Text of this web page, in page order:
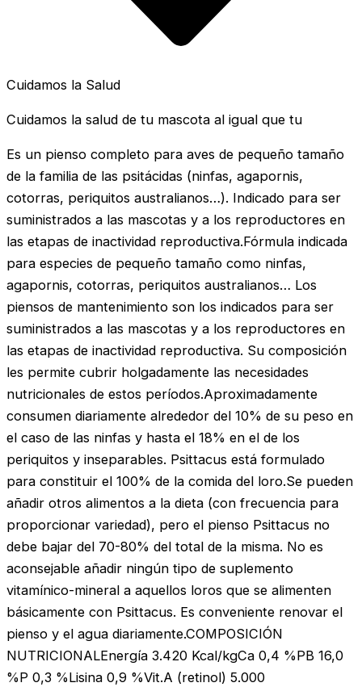
Cuidamos la Salud
Cuidamos la salud de tu mascota al igual que tu
Es un pienso completo para aves de pequeño tamaño
de la familia de las psitácidas (ninfas, agapornis,
cotorras, periquitos australianos…). Indicado para ser
suministrados a las mascotas y a los reproductores en
las etapas de inactividad reproductiva.Fórmula indicada
para especies de pequeño tamaño como ninfas,
agapornis, cotorras, periquitos australianos… Los
piensos de mantenimiento son los indicados para ser
suministrados a las mascotas y a los reproductores en
las etapas de inactividad reproductiva. Su composición
les permite cubrir holgadamente las necesidades
nutricionales de estos períodos.Aproximadamente
consumen diariamente alrededor del 10% de su peso en
el caso de las ninfas y hasta el 18% en el de los
periquitos y inseparables. Psittacus está formulado
para constituir el 100% de la comida del loro.Se pueden
añadir otros alimentos a la dieta (con frecuencia para
proporcionar variedad), pero el pienso Psittacus no
debe bajar del 70-80% del total de la misma. No es
aconsejable añadir ningún tipo de suplemento
vitamínico-mineral a aquellos loros que se alimenten
básicamente con Psittacus. Es conveniente renovar el
pienso y el agua diariamente.COMPOSICIÓN
NUTRICIONALEnergía 3.420 Kcal/kgCa 0,4 %PB 16,0
%P 0,3 %Lisina 0,9 %Vit.A (retinol) 5.000